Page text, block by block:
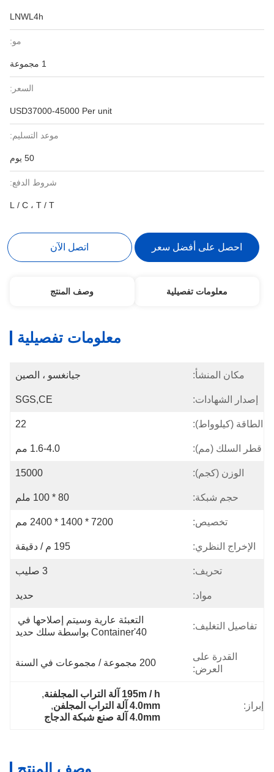
LNWL4h
مو:
السعر:
USD37000-45000 Per unit
موعد التسليم:
50 يوم
شروط الدفع:
L / C ، T / T
احصل على أفضل سعر اتصل الآن
معلومات تفصيلية وصف المنتج
معلومات تفصيلية
مكان المنشأ: جيانغسو ، الصين
إصدار الشهادات: SGS,CE
الطاقة (كيلوواط): 22
قطر السلك (مم): 1.6-4.0 مم
الوزن (كجم): 15000
حجم شبكة: 80 * 100 ملم
تخصيص: 7200 * 1400 * 2400 مم
الإخراج النظري: 195 م / دقيقة
تحريف: 3 صليب
مواد: حديد
تفاصيل التغليف:
40'container بواسطة سلك حديد
القدرة على
العرض:
200 مجموعة / مجموعات في السنة
إبراز:
195m / h آلة التراب المجلفنة
,
4.0mm آلة التراب المجلفن
,
4.0mm آلة صنع شبكة الدجاج
وصف المنتج